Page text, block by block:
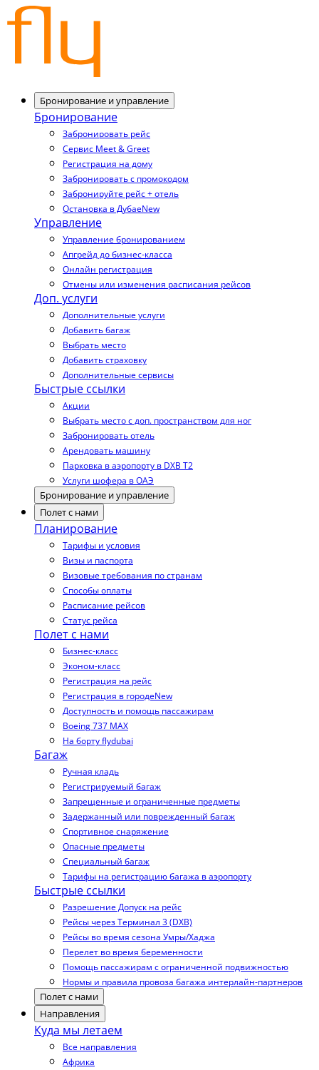
Бронирование и управление
Бронирование
Забронировать рейс
Сервис Meet & Greet
Регистрация на дому
Забронировать с промокодом
Забронируйте рейс + отель
Остановка в ДубаеNew
Управление
Управление бронированием
Апгрейд до бизнес-класса
Онлайн регистрация
Отмены или изменения расписания рейсов
Доп. услуги
Дополнительные услуги
Добавить багаж
Выбрать место
Добавить страховку
Дополнительные сервисы
Быстрые ссылки
Акции
Выбрать место с доп. пространством для ног
Забронировать отель
Арендовать машину
Парковка в аэропорту в DXB T2
Услуги шофера в ОАЭ
Бронирование и управление
Полет с нами
Планирование
Тарифы и условия
Визы и паспорта
Визовые требования по странам
Способы оплаты
Расписание рейсов
Статус рейса
Полет с нами
Бизнес-класс
Эконом-класс
Регистрация на рейс
Регистрация в городеNew
Доступность и помощь пассажирам
Boeing 737 MAX
На борту flydubai
Багаж
Ручная кладь
Регистрируемый багаж
Запрещенные и ограниченные предметы
Задержанный или поврежденный багаж
Спортивное снаряжение
Опасные предметы
Специальный багаж
Тарифы на регистрацию багажа в аэропорту
Быстрые ссылки
Разрешение Допуск на рейс
Рейсы через Терминал 3 (DXB)
Рейсы во время сезона Умры/Хаджа
Перелет во время беременности
Помощь пассажирам с ограниченной подвижностью
Нормы и правила провоза багажа интерлайн-партнеров
Полет с нами
Направления
Куда мы летаем
Все направления
Африка